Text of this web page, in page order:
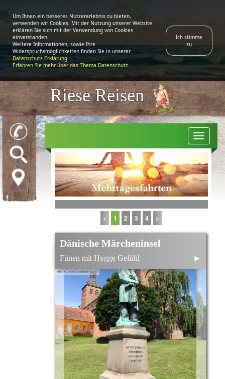
Riese Reisen
< 1 2 3 4 >
Helle - stock.adobe.com
Dänische Märcheninsel
Fünen mit Hygge Gefühl ►